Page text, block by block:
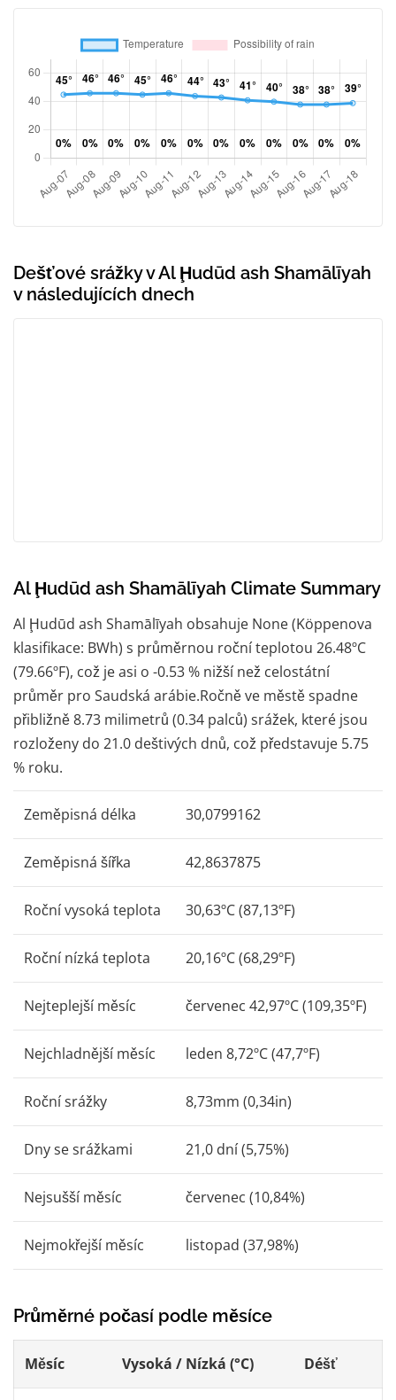
Dešťové srážky v Al Ḩudūd ash Shamālīyah
v následujících dnech
Al Ḩudūd ash Shamālīyah Climate Summary
Al Ḩudūd ash Shamālīyah obsahuje None (Köppenova
klasifikace: BWh) s průměrnou roční teplotou 26.48ºC
(79.66ºF), což je asi o -0.53 % nižší než celostátní
průměr pro Saudská arábie.Ročně ve městě spadne
přibližně 8.73 milimetrů (0.34 palců) srážek, které jsou
rozloženy do 21.0 deštivých dnů, což představuje 5.75
% roku.
Zeměpisná délka 30,0799162
Zeměpisná šířka 42,8637875
Roční vysoká teplota 30,63ºC (87,13ºF)
Roční nízká teplota 20,16ºC (68,29ºF)
Nejteplejší měsíc červenec 42,97ºC (109,35ºF)
Nejchladnější měsíc leden 8,72ºC (47,7ºF)
Roční srážky 8,73mm (0,34in)
Dny se srážkami 21,0 dní (5,75%)
Nejsušší měsíc červenec (10,84%)
Nejmokřejší měsíc listopad (37,98%)
Průměrné počasí podle měsíce
Měsíc Vysoká / Nízká (°C) Déšť